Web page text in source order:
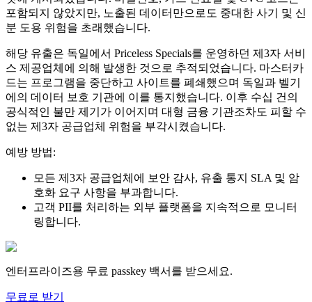
포함되지 않았지만, 노출된 데이터만으로도 중대한 사기 및 신
분 도용 위험을 초래했습니다.
해당 유출은 독일에서 Priceless Specials를 운영하던 제3자 서비
스 제공업체에 의해 발생한 것으로 추적되었습니다. 마스터카
드는 프로그램을 중단하고 사이트를 폐쇄했으며 독일과 벨기
에의 데이터 보호 기관에 이를 통지했습니다. 이후 수십 건의
공식적인 불만 제기가 이어지며 대형 금융 기관조차도 피할 수
없는 제3자 공급업체 위험을 부각시켰습니다.
예방 방법:
모든 제3자 공급업체에 보안 감사, 유출 통지 SLA 및 암
호화 요구 사항을 부과합니다.
고객 PII를 처리하는 외부 플랫폼을 지속적으로 모니터
링합니다.
엔터프라이즈용 무료 passkey 백서를 받으세요.
무료로 받기